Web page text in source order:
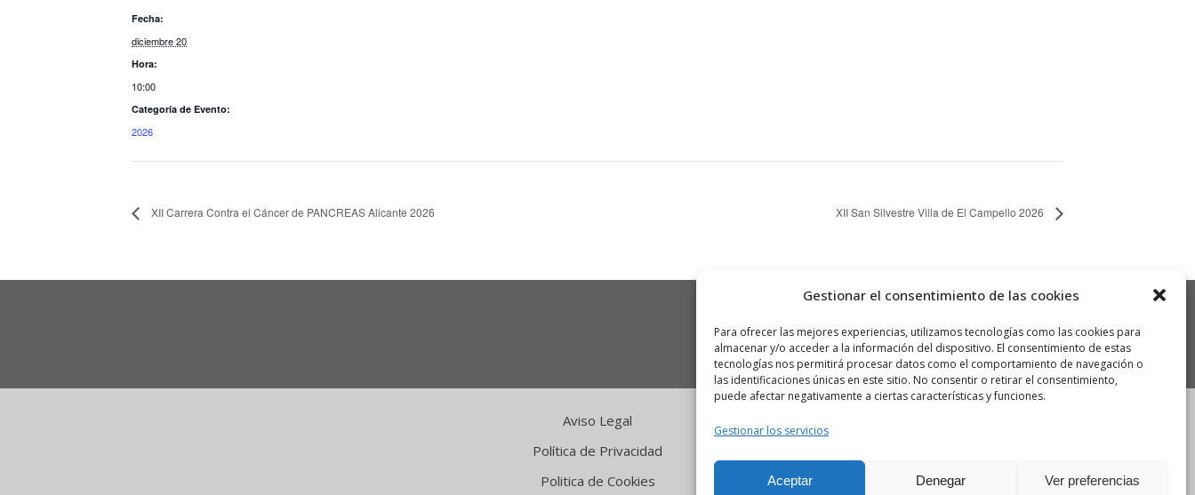
Gestionar el consentimiento de las cookies
Para ofrecer las mejores experiencias, utilizamos tecnologías como las cookies para
almacenar y/o acceder a la información del dispositivo. El consentimiento de estas
tecnologías nos permitirá procesar datos como el comportamiento de navegación o
las identificaciones únicas en este sitio. No consentir o retirar el consentimiento,
puede afectar negativamente a ciertas características y funciones.
Gestionar los servicios
Aceptar Denegar Ver preferencias
Fecha:
diciembre 20
Hora:
10:00
Categoría de Evento:
2026
XII Carrera Contra el Cáncer de PANCREAS Alicante 2026 XII San Silvestre Villa de El Campello 2026
Aviso Legal
Política de Privacidad
Politica de Cookies